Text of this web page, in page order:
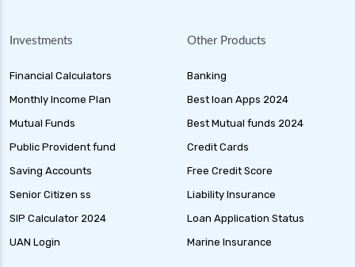
Investments
Financial Calculators
Monthly Income Plan
Mutual Funds
Public Provident fund
Saving Accounts
Senior Citizen ss
SIP Calculator 2024
UAN Login
Other Products
Banking
Best loan Apps 2024
Best Mutual funds 2024
Credit Cards
Free Credit Score
Liability Insurance
Loan Application Status
Marine Insurance